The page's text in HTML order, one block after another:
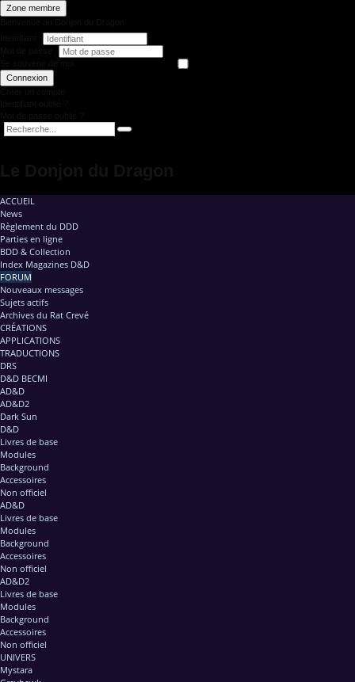
Zone membre
Connexion
ACCUEIL
News
Règlement du DDD
Parties en ligne
BDD & Collection
Index Magazines D&D
FORUM
Nouveaux messages
Sujets actifs
Archives du Rat Crevé
CRÉATIONS
APPLICATIONS
TRADUCTIONS
DRS
D&D BECMI
AD&D
AD&D2
Dark Sun
D&D
Livres de base
Modules
Background
Accessoires
Non officiel
AD&D
Livres de base
Modules
Background
Accessoires
Non officiel
AD&D2
Livres de base
Modules
Background
Accessoires
Non officiel
UNIVERS
Mystara